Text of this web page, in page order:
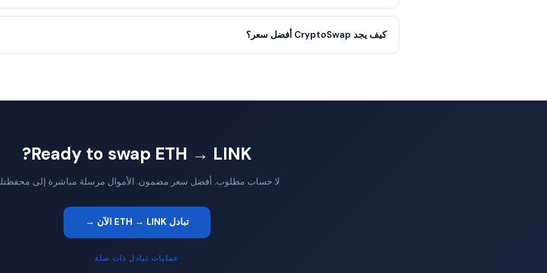
كيف يجد CryptoSwap أفضل سعر؟
Ready to swap ETH → LINK?
لا حساب مطلوب. أفضل سعر مضمون. الأموال مرسلة مباشرة إلى
تبادل ETH → LINK الآن →
عمليات تبادل ذات صلة